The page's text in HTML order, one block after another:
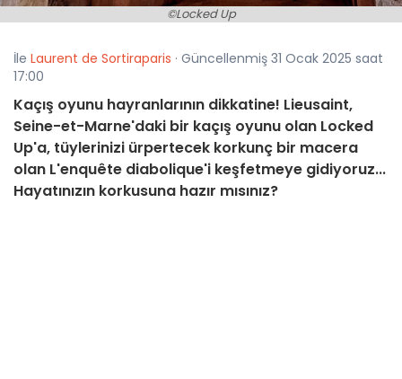
©Locked Up
İle Laurent de Sortiraparis · Güncellenmiş 31 Ocak 2025 saat
17:00
Kaçış oyunu hayranlarının dikkatine! Lieusaint,
Seine-et-Marne'daki bir kaçış oyunu olan Locked
Up'a, tüylerinizi ürpertecek korkunç bir macera
olan L'enquête diabolique'i keşfetmeye gidiyoruz...
Hayatınızın korkusuna hazır mısınız?